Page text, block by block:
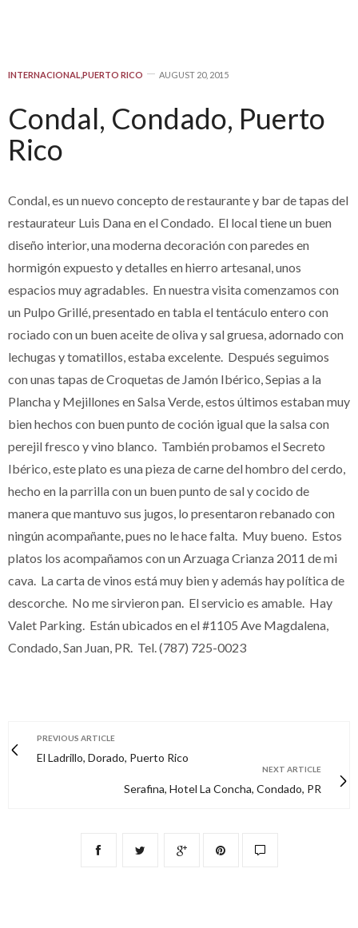
INTERNACIONAL,PUERTO RICO AUGUST 20, 2015
Condal, Condado, Puerto
Rico
Condal, es un nuevo concepto de restaurante y bar de tapas del
restaurateur Luis Dana en el Condado. El local tiene un buen
diseño interior, una moderna decoración con paredes en
hormigón expuesto y detalles en hierro artesanal, unos
espacios muy agradables. En nuestra visita comenzamos con
un Pulpo Grillé, presentado en tabla el tentáculo entero con
rociado con un buen aceite de oliva y sal gruesa, adornado con
lechugas y tomatillos, estaba excelente. Después seguimos
con unas tapas de Croquetas de Jamón Ibérico, Sepias a la
Plancha y Mejillones en Salsa Verde, estos últimos estaban muy
bien hechos con buen punto de coción igual que la salsa con
perejil fresco y vino blanco. También probamos el Secreto
Ibérico, este plato es una pieza de carne del hombro del cerdo,
hecho en la parrilla con un buen punto de sal y cocido de
manera que mantuvo sus jugos, lo presentaron rebanado con
ningún acompañante, pues no le hace falta. Muy bueno. Estos
platos los acompañamos con un Arzuaga Crianza 2011 de mi
cava. La carta de vinos está muy bien y además hay política de
descorche. No me sirvieron pan. El servicio es amable. Hay
Valet Parking. Están ubicados en el #1105 Ave Magdalena,
Condado, San Juan, PR. Tel.(787) 725-0023
PREVIOUS ARTICLE
El Ladrillo, Dorado, Puerto Rico
NEXT ARTICLE
Serafina, Hotel La Concha, Condado, PR